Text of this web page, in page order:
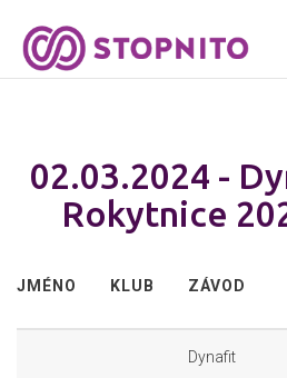
02.03.2024 -
Rokytnice
JMÉNO KLUB ZÁVOD
Dynafit